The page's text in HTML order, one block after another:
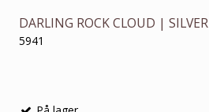
DARLING ROCK CLOUD | SILVER
5941